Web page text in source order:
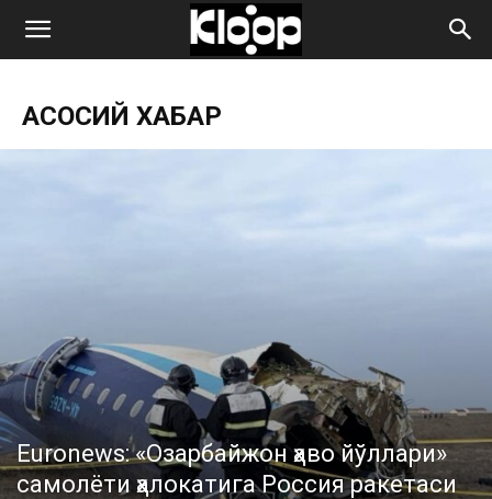
ҚИРҒИЗИСТОН
ЯНГИЛИКЛАРИ
АСОСИЙ ХАБАР
Euronews: «Озарбайжон ҳаво йўллари»
самолёти ҳалокатига Россия ракетаcи